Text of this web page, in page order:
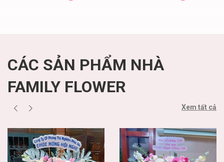
CÁC SẢN PHẨM NHÀ
FAMILY FLOWER
Xem tất cả